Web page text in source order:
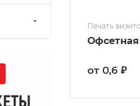
Печать
Офсетная
от 0,6 ₽